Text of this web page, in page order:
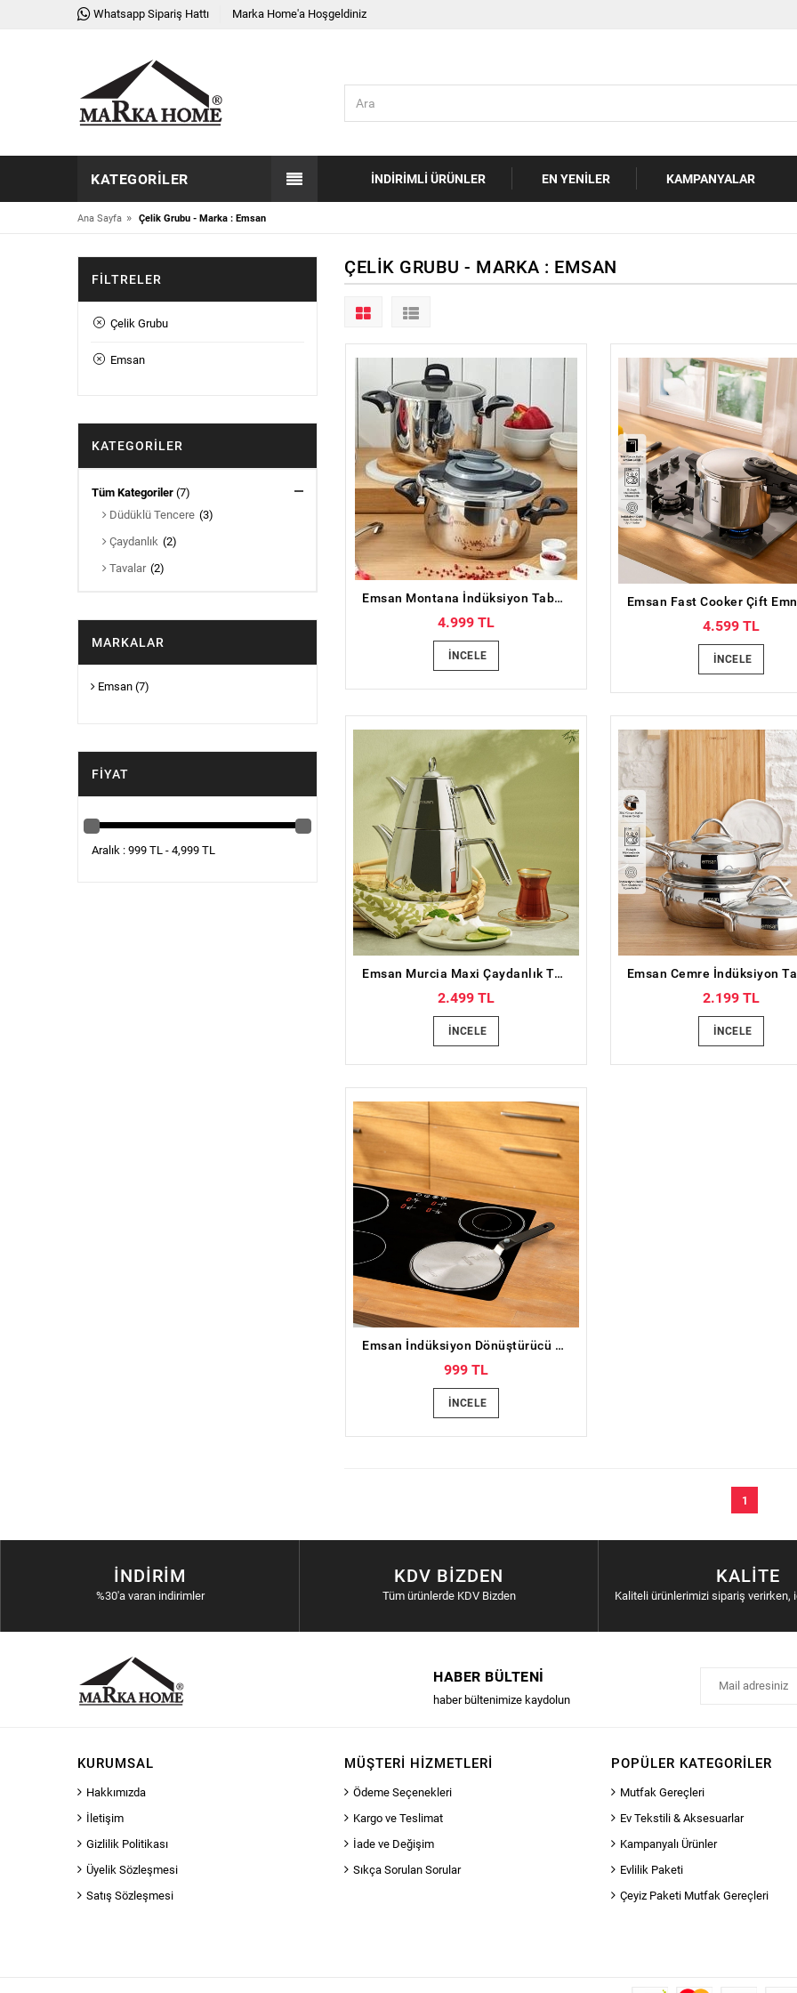
Whatsapp Sipariş Hattı Marka Home'a Hoşgeldiniz
KATEGORILER İNDIRIMLI ÜRÜNLER EN YENILER KAMPANYALAR
Ana Sayfa » Çelik Grubu - Marka : Emsan
ÇELIK GRUBU - MARKA : EMSAN
Emsan Montana İndüksiyon Tabanlı Düdüklü Tencere Seti Siyah Gri 4+6 Litre
4.999 TL
İNCELE
4.599 TL
İNCELE
Emsan Murcia Maxi Çaydanlık Takımı
2.499 TL
İNCELE
2.199 TL
İNCELE
Emsan İndüksiyon Dönüştürücü Charge
999 TL
İNCELE
1
FILTRELER
Çelik Grubu
Emsan
KATEGORILER
Tüm Kategoriler (7)
Düdüklü Tencere (3)
Çaydanlık (2)
Tavalar (2)
MARKALAR
Emsan (7)
FIYAT
Aralık : 999 TL - 4,999 TL
İNDIRIM
%30'a varan indirimler
KDV BIZDEN
Tüm ürünlerde KDV Bizden
KALITE
Kaliteli ürünlerimizi sipariş verirken,
HABER BÜLTENI
haber bültenimize kaydolun
KURUMSAL
Hakkımızda
İletişim
Gizlilik Politikası
Üyelik Sözleşmesi
Satış Sözleşmesi
MÜŞTERI HIZMETLERI
Ödeme Seçenekleri
Kargo ve Teslimat
İade ve Değişim
Sıkça Sorulan Sorular
POPÜLER KATEGORILER
Mutfak Gereçleri
Ev Tekstili & Aksesuarlar
Kampanyalı Ürünler
Evlilik Paketi
Çeyiz Paketi Mutfak Gereçleri